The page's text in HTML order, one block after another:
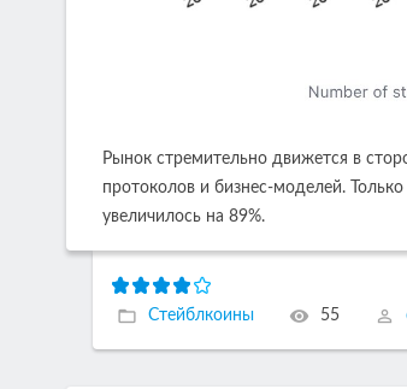
Рынок стремительно движется в
протоколов и бизнес-моделей.
увеличилось на 89%.
Стейблкоины 55